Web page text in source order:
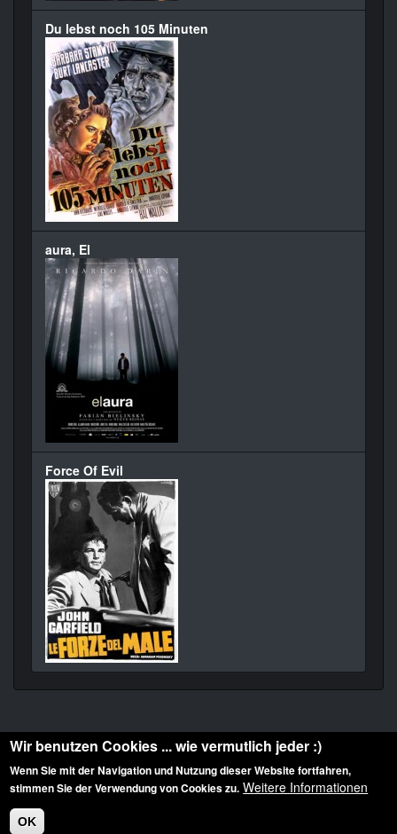
Du lebst noch 105 Minuten
aura, El
Force Of Evil
Diese Website ist urheberrechtlich geschützt: © 2010-2026 der Film Noir de. Alle
Rechte vorbehalten.
Wir benutzen Cookies ... wie vermutlich jeder :)
Wenn Sie mit der Navigation und Nutzung dieser Website fortfahren,
stimmen Sie der Verwendung von Cookies zu. Weitere Informationen
OK